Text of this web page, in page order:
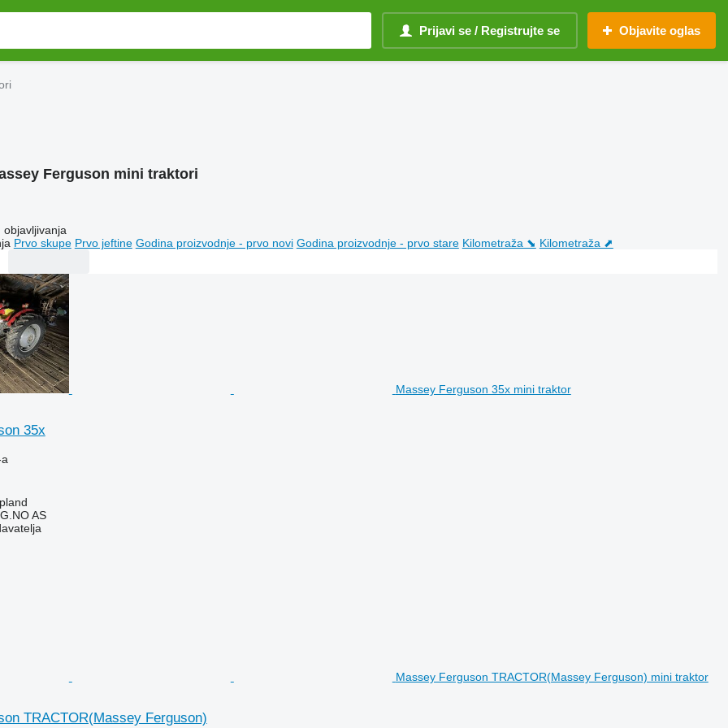
Prijavi se / Registrujte se Objavite oglas
Ferguson mini traktori
objavljivanja
Prvo skupe Prvo jeftine Godina proizvodnje - prvo novi Godina proizvodnje - prvo stare Kilometraža ⬊ Kilometraža ⬈
Massey Ferguson 35x mini traktor
35x
AS
Massey Ferguson TRACTOR(Massey Ferguson) mini traktor
TRACTOR(Massey Ferguson)